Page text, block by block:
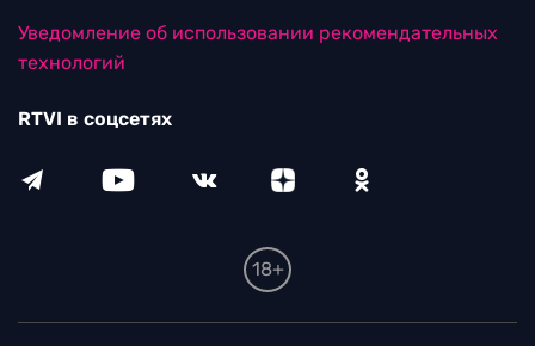
Уведомление об использовании рекомендательных
технологий
RTVI в соцсетях
18+